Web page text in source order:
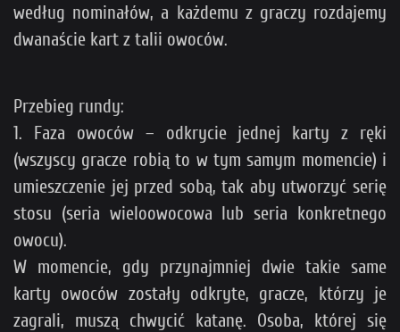
według nominałów, a każdemu z graczy rozdajemy
dwanaście kart z talii owoców.
Przebieg rundy:
1. Faza owoców – odkrycie jednej karty z ręki
(wszyscy gracze robią to w tym samym momencie) i
umieszczenie jej przed sobą, tak aby utworzyć serię
stosu (seria wieloowocowa lub seria konkretnego
owocu).
W momencie, gdy przynajmniej dwie takie same
karty owoców zostały odkryte, gracze, którzy je
zagrali, muszą chwycić katanę. Osoba, której się